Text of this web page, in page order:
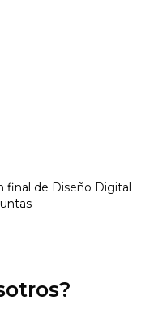
final de Diseño Digital